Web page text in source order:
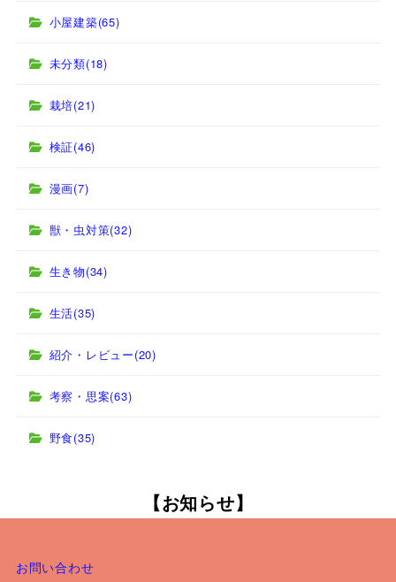
小屋建築(65)
未分類(18)
栽培(21)
検証(46)
漫画(7)
獣・虫対策(32)
生き物(34)
生活(35)
紹介・レビュー(20)
考察・思案(63)
野食(35)
【お知らせ】
お問い合わせ